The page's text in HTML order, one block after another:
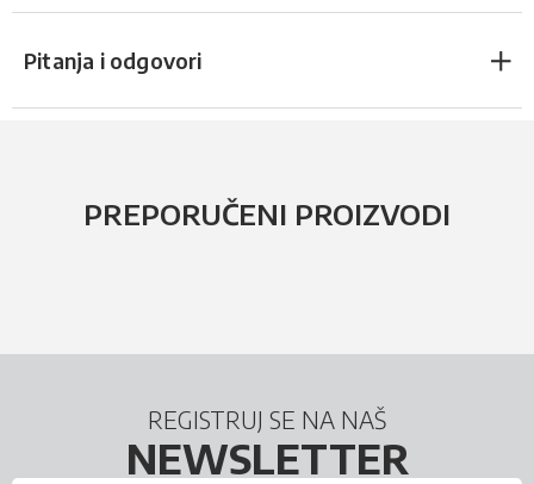
Pitanja i odgovori
PREPORUČENI PROIZVODI
REGISTRUJ SE NA NAŠ
NEWSLETTER